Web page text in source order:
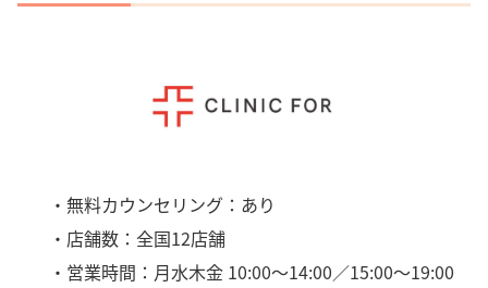
・無料カウンセリング：あり
・店舗数：全国12店舗
・営業時間：月水木金 10:00〜14:00／15:00〜19:00